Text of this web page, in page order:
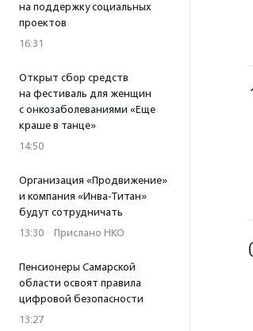
на поддержку социальных
проектов
16:31
Открыт сбор средств
на фестиваль для женщин
с онкозаболеваниями «Еще
краше в танце»
14:50
Организация «Продвижение»
и компания «Инва-Титан»
будут сотрудничать
13:30 · Прислано НКО
Пенсионеры Самарской
области освоят правила
цифровой безопасности
13:27